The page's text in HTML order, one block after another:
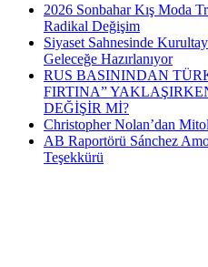
2026 Sonbahar Kış Moda
Radikal Değişim
Siyaset Sahnesinde
Geleceğe Hazırlanıyor
RUS BASININDAN
FIRTINA”
DEĞİŞİR Mİ?
Christopher Nolan’dan
AB Raportörü Sánchez
Teşekkürü